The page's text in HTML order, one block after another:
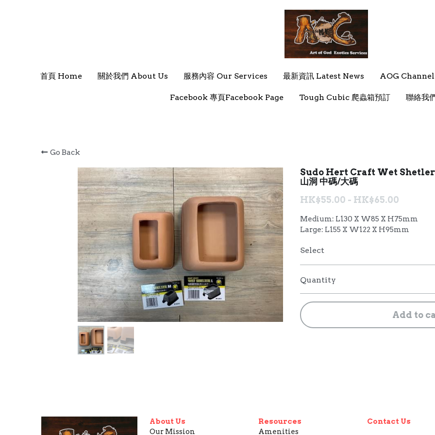
首頁 Home 關於我們 About Us 服務內容 Our Services 最新資訊 Latest News AOG Channel
Facebook 專頁Facebook Page Tough Cubic 爬蟲箱預訂 聯絡我
首頁 Home 關於我們 About Us 服務內容 Our Services 最新資訊 Latest News AOG Channel
Facebook 專頁Facebook Page Tough Cubic 爬蟲箱預訂 聯絡我
Go Back
Sudo Hert Craft Wet
山洞 中碼/大碼
HK$55.00 - HK$65.00
Medium: L130 X W85 X H75mm
Large: L155 X W122 X H95mm
Select
Quantity
Add to
About Us
Our Mission
Resources
Amenities
Contact Us